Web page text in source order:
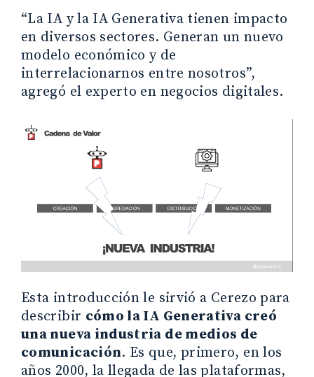
“La IA y la IA Generativa tienen impacto
en diversos sectores. Generan un nuevo
modelo económico y de
interrelacionarnos entre nosotros”,
agregó el experto en negocios digitales.
Esta introducción le sirvió a Cerezo para
describir cómo la IA Generativa creó
una nueva industria de medios de
comunicación. Es que, primero, en los
años 2000, la llegada de las plataformas,